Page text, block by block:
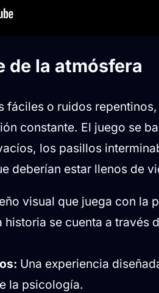
de la atmósfera
fáciles o ruidos repentinos,
constante. El juego se
los pasillos
deberían estar llenos de
visual que juega con la
historia se cuenta a través
Una experiencia
la psicología.